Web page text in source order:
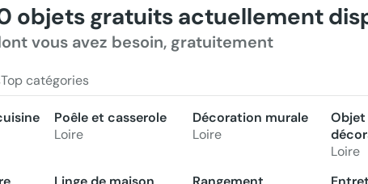
objets gratuits actuellement
vous avez besoin, gratuitement
Top catégories
Poêle et casserole
Loire
Décoration murale
Loire
Objet
Loire